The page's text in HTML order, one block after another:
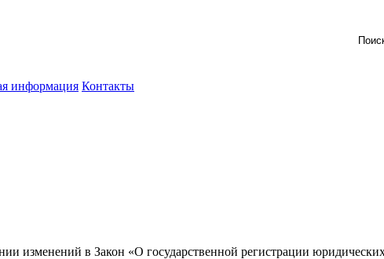
информация Контакты
изменений в Закон «О государственной регистрации